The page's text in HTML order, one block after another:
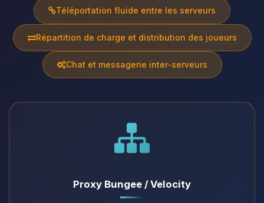
Téléportation fluide entre les serveurs
Répartition de charge et distribution des joueurs
Chat et messagerie inter-serveurs
Proxy Bungee / Velocity